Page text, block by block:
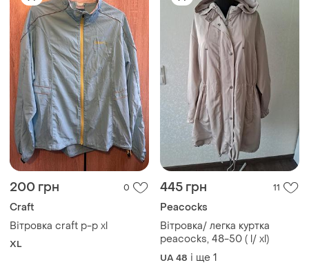
200 грн 0
Craft
Вітровка craft р-р xl
XL
445 грн 11
Peacocks
Вітровка/ легка куртка
peacocks, 48-50 ( l/ xl)
UA 48 і ще 1